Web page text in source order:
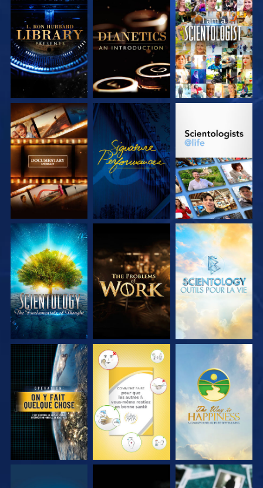
DÉCOUVRIR LES
SÉRIES
DÉCOUVRIR LES
SÉRIES
REGARDER
DÉCOUVRIR LES
SÉRIES
REGARDER
DÉCOUVRIR LES
DÉCOUVRIR LES
SÉRIES
DÉCOUVRIR LES
SÉRIES
DÉCOUVRIR LES
SÉRIES
REGARDER REGARDER REGARDER